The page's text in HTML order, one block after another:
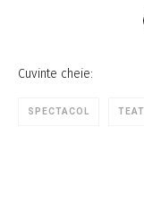
Cuvinte cheie:
SPECTACOL